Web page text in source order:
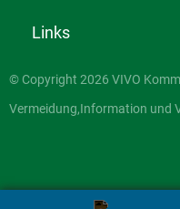
Links
© Copyright 2026 VIVO
Vermeidung,Information und